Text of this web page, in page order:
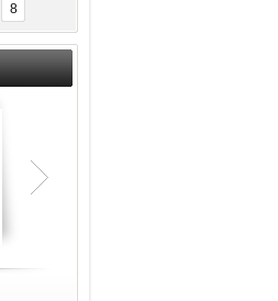
!
8
Teşrik tekbiri nedir? Ne anlama gelir?